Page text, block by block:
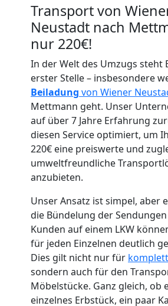
Transport von
Neustadt nach
nur 220€!
In der Welt des Umzugs steht
erster Stelle – insbesondere
Beiladung von Wiener
Mettmann geht. Unser
auf über 7 Jahre Erfahrung
diesen Service optimiert, um
220€ eine preiswerte und
umweltfreundliche
anzubieten.
Unser Ansatz ist simpel, aber
die Bündelung der
Kunden auf einem LKW
für jeden Einzelnen deutlich
Dies gilt nicht nur für
sondern auch für den
Möbelstücke. Ganz gleich, ob
einzelnes Erbstück, ein paar
Umzugshelfer
Wiener
Neustadt
Möbeltaxi
Wiener